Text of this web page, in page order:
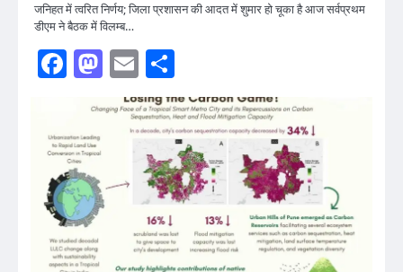
जनिहत में त्वरित निर्णय; जिला प्रशासन की आदत में शुमार हो चूका है आज सर्वप्रथम
डीएम ने बैठक में विलम्ब…
Facebook
Mastodon
Email